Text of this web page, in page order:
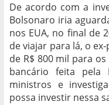
De acordo com a
Bolsonaro iria
nos EUA, no final de
de viajar para lá, o
de R$ 800 mil para
bancário feita pela
ministros e
possa investir nessa